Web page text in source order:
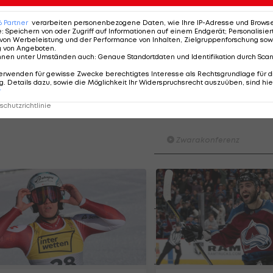
Limit gegangen und ich bin froh, dass alle heil unten
Bedingungen an.
habe heute sicher nicht meine besten Tricks gezeigt,
resümiert sie.
Am Stammtisch bei Andy
Knett
Stammtisch
I schau a #LigaZWA - Die
Runde)
I schau a LigaZWA
Partner verarbeiten personenbezogene Daten, wie Ihre IP-Adresse und
: Speichern von oder Zugriff auf Informationen auf einem Endgerät;
Werbeleistung und der Performance von Inhalten, Zielgruppenforschung
von Angeboten.
unter Umständen auch: Genaue Standortdaten und Identifikation durch
für gewisse Zwecke berechtigtes Interesse als Rechtsgrundlage für
Details dazu, sowie die Möglichkeit Ihr Widerspruchsrecht auszuüben, sind